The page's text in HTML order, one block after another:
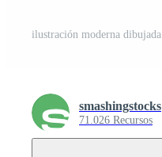
smashingstocks
71.026 Recursos